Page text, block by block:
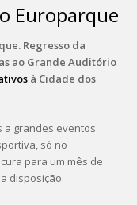
Europarque
Regresso da
ao Grande Auditório
à Cidade dos
a grandes eventos
só no
para um mês de
disposição.